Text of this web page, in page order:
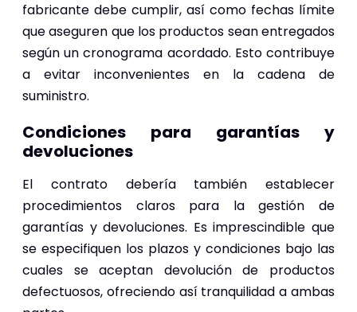
fabricante debe cumplir, así como fechas límite
que aseguren que los productos sean entregados
según un cronograma acordado. Esto contribuye
a evitar inconvenientes en la cadena de
suministro.
Condiciones para garantías y
devoluciones
El contrato debería también establecer
procedimientos claros para la gestión de
garantías y devoluciones. Es imprescindible que
se especifiquen los plazos y condiciones bajo las
cuales se aceptan devolución de productos
defectuosos, ofreciendo así tranquilidad a ambas